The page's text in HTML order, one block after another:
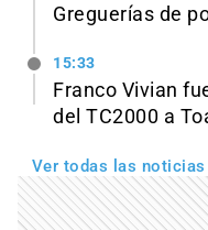
Greguerías de
15:33
Franco Vivian
del TC2000 a
Ver todas las noticias